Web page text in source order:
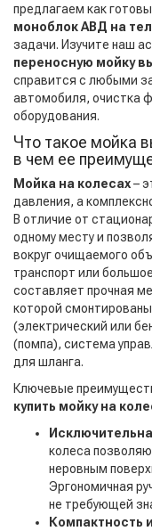
предлагаем как
моноблок АВД на
задачи. Изучите наш
переносную мойку
справится с любыми
автомобиля, очистка
оборудования.
Что такое мойка
в чем ее
Мойка на колесах–
давления, а
В отличие от
одному месту и
вокруг очищаемого
транспорт или
составляет прочная
которой
(электрический или
(помпа), система
для шланга.
Ключевые
купить мойку на
колеса
неровным
Эргономичная
не требующей
Компактность